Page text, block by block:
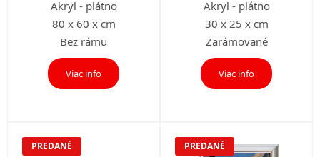
Akryl - plátno
80 x 60 x cm
Bez rámu
Viac info
Akryl - plátno
30 x 25 x cm
Zarámované
Viac info
PREDANÉ PREDANÉ